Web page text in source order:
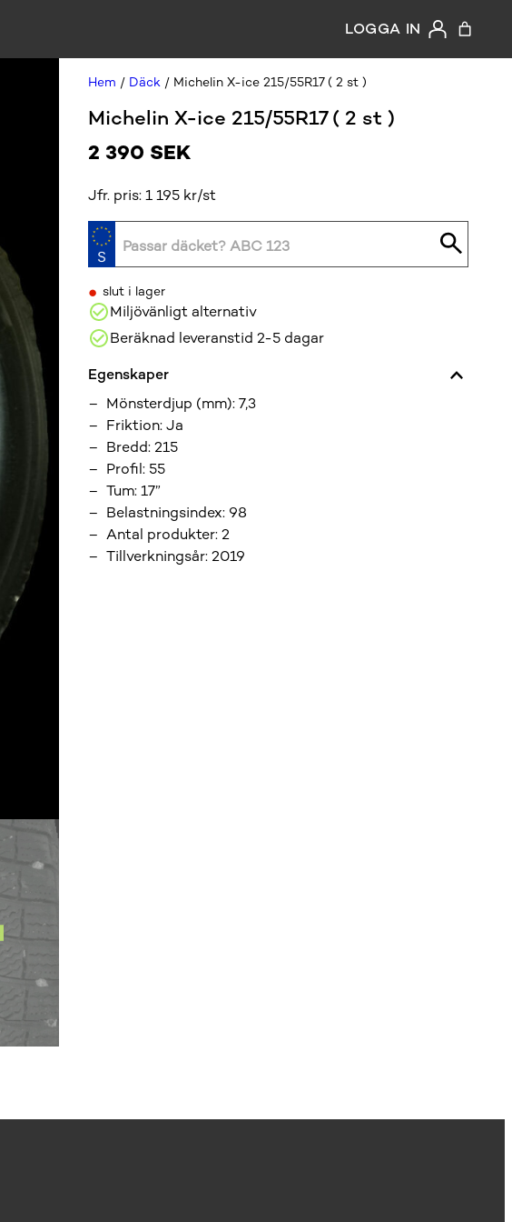
LOGGA IN
Hem / Däck / Michelin X-ice 215/55R17 ( 2 st )
Michelin X-ice 215/55R17 ( 2 st )
2 390 SEK
Jfr. pris: 1 195 kr/st
• slut i lager
Miljövänligt alternativ
Beräknad leveranstid 2-5 dagar
Egenskaper
Mönsterdjup (mm):7,3
Friktion:Ja
Bredd:215
Profil: 55
Tum:17”
Belastningsindex: 98
Antal produkter:2
Tillverkningsår:2019